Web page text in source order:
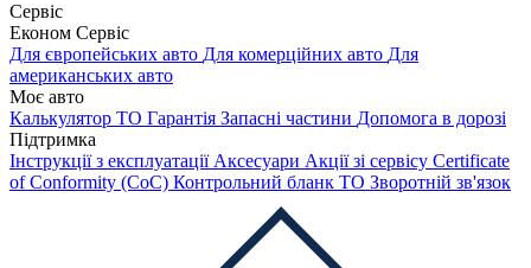
Сервіс
Економ Сервіс
Для європейських авто Для комерційних авто Для
американських авто
Моє авто
Калькулятор ТО Гарантія Запасні частини Допомога в дорозі
Підтримка
Інструкції з експлуатації Аксесуари Акції зі сервісу Certificate
of Conformity (CoC) Контрольний бланк ТО Зворотній зв'язок